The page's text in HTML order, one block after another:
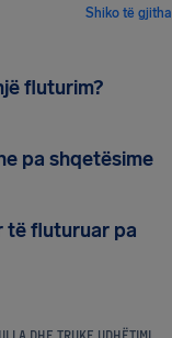
Shiko të gjitha
fluturim?
pa shqetësime
të fluturuar pa